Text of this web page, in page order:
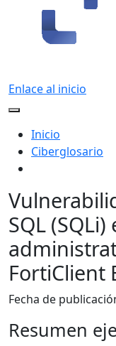
Enlace al inicio
Inicio
Ciberglosario
SQL
FortiClient
Fecha de
Resumen